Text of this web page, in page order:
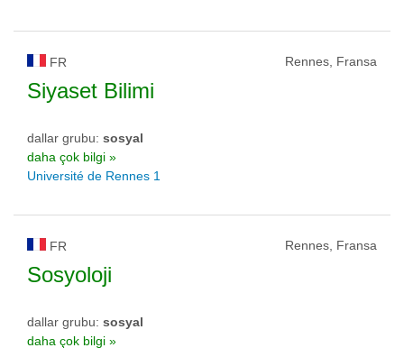
FR Rennes, Fransa
Siyaset Bilimi
dallar grubu: sosyal
daha çok bilgi »
Université de Rennes 1
FR Rennes, Fransa
Sosyoloji
dallar grubu: sosyal
daha çok bilgi »